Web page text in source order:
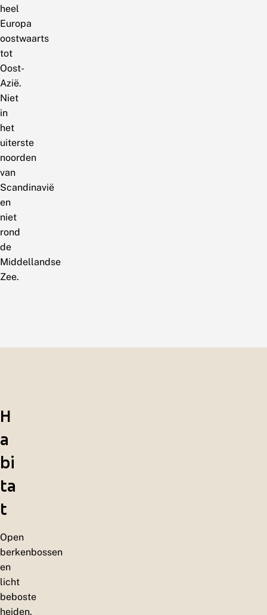
heel
Europa
oostwaarts
tot
Oost-
Azië.
Niet
in
het
uiterste
noorden
van
Scandinavië
en
niet
rond
de
Middellandse
Zee.
H
a
bi
ta
t
Open
berkenbossen
en
licht
beboste
heiden.